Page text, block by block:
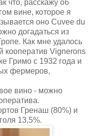
что, расскажу об
вине, которое я
оно Cuvee du
догадаться из
Как мне удалось
кооператив Vignerons
Гримо с 1932 года и
фермеров,
вино - можно
Гренаш (80%) и
13,5%.